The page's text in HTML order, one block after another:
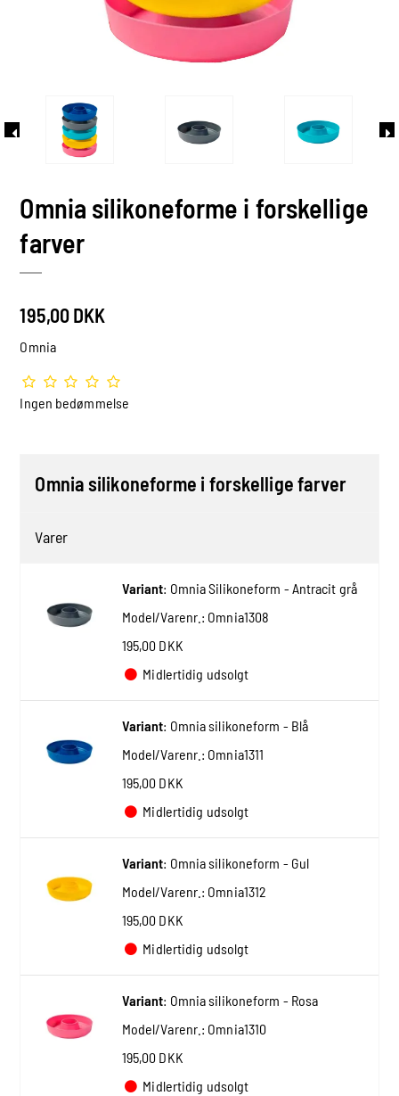
Omnia silikoneforme i forskellige
farver
195,00 DKK
Omnia
Ingen bedømmelse
Omnia silikoneforme i forskellige farver
Varer
Variant: Omnia Silikoneform - Antracit grå
Model/Varenr.: Omnia1308
195,00 DKK
Midlertidig udsolgt
Variant: Omnia silikoneform - Blå
Model/Varenr.: Omnia1311
195,00 DKK
Midlertidig udsolgt
Variant: Omnia silikoneform - Gul
Model/Varenr.: Omnia1312
195,00 DKK
Midlertidig udsolgt
Variant: Omnia silikoneform - Rosa
Model/Varenr.: Omnia1310
195,00 DKK
Midlertidig udsolgt